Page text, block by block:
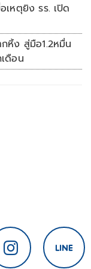
เหตุยิง รร. เปิด
กหิ้ง สู่มือ1.2หมื่น
ดือน